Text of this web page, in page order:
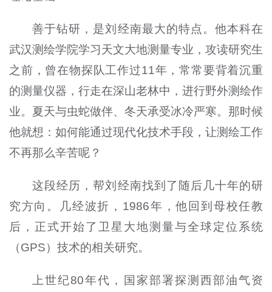
善于钻研，是刘经南最大的特点。他本科在
武汉测绘学院学习天文大地测量专业，攻读研究生
之前，曾在物探队工作过11年，常常要背着沉重
的测量仪器，行走在深山老林中，进行野外测绘作
业。夏天与虫蛇做伴、冬天承受冰冷严寒。那时候
他就想：如何能通过现代化技术手段，让测绘工作
不再那么辛苦呢？
这段经历，帮刘经南找到了随后几十年的研
究方向。几经波折，1986年，他回到母校任教
后，正式开始了卫星大地测量与全球定位系统
（GPS）技术的相关研究。
上世纪80年代，国家部署探测西部油气资